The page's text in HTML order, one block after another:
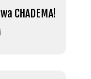
CHADEMA!